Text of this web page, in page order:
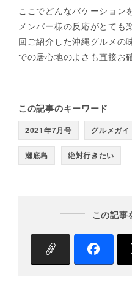
ここでどんなバケーション
メンバー様の反応がとても
回ご紹介した沖縄グルメの
での居心地のよさも直接お
この記事のキーワード
2021年7月号 グルメガイ
瀬底島 絶対行きたい
この記事